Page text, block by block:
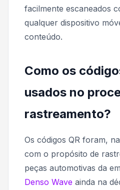
facilmente escaneados
qualquer dispositivo
conteúdo.
Como os
usados no
rastreamento?
Os códigos QR foram,
com o propósito de
peças automotivas da
Denso Wave ainda na